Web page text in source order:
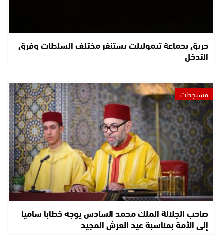
حريق بجماعة تيموليلت يستنفر مختلف السلطات وفرق
التدخل
مستجدات
صاحب الجلالة الملك محمد السادس يوجه خطابا ساميا
إلى الأمة بمناسبة عيد العرش المجيد